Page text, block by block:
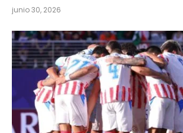
junio 30, 2026